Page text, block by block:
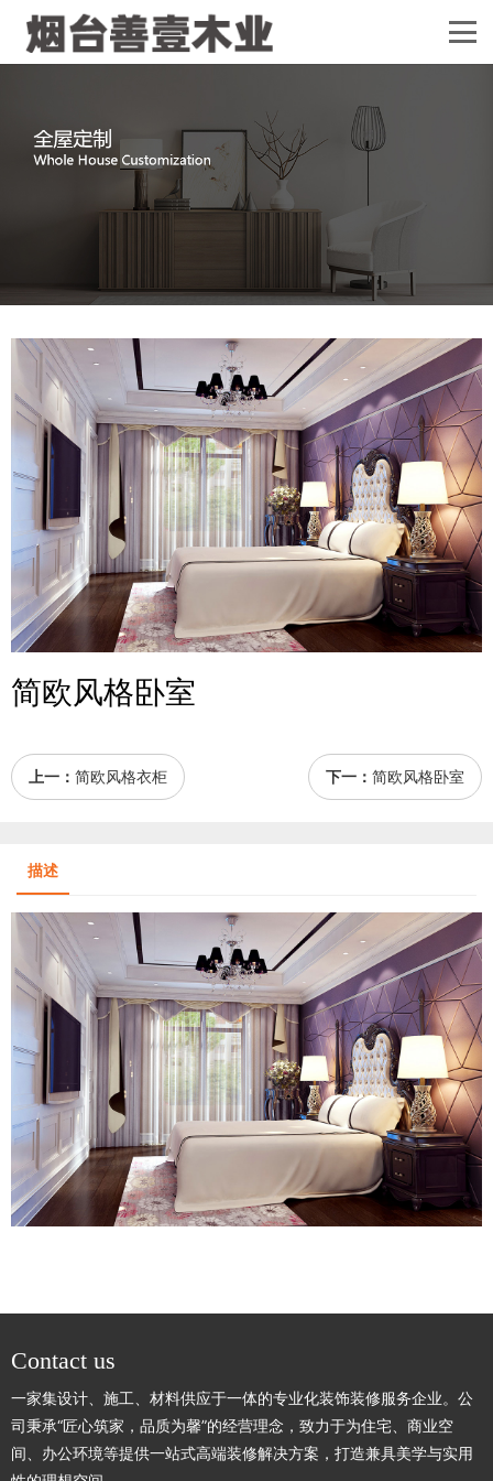
简欧风格卧室
上一： 简欧风格衣柜 下一： 简欧风格卧室
描述
Contact us
一家集设计、施工、材料供应于一体的专业化装饰装修服务企业。公
司秉承“匠心筑家，品质为馨”的经营理念，致力于为住宅、商业空
间、办公环境等提供一站式高端装修解决方案，打造兼具美学与实用